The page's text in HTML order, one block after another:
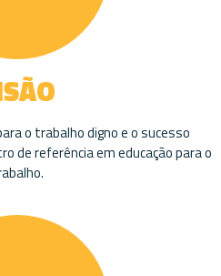
o trabalho digno e o sucesso
de referência em educação para o